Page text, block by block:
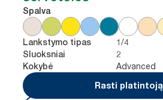
Spalva
Lankstymo tipas 1/4
Sluoksniai 2
Kokybė
Advanced
Rasti platintoją